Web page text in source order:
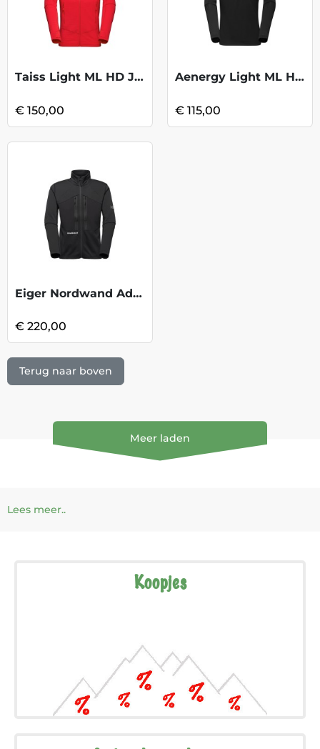
Taiss Light ML HD Jkt - Mammut Red
€ 150,00
Aenergy Light ML HZ Pull - Black
€ 115,00
Eiger Nordwand Adv ML Jkt - Black
€ 220,00
Terug naar boven
Meer laden
Lees meer..
Koopjes